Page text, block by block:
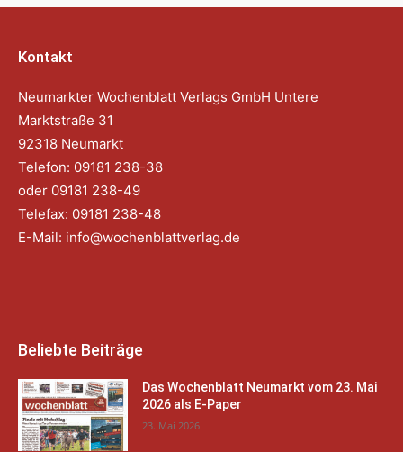
Kontakt
Neumarkter Wochenblatt Verlags GmbH Untere
Marktstraße 31
92318 Neumarkt
Telefon: 09181 238-38
oder 09181 238-49
Telefax: 09181 238-48
E-Mail: info@wochenblattverlag.de
Beliebte Beiträge
Das Wochenblatt Neumarkt vom 23. Mai
2026 als E-Paper
23. Mai 2026